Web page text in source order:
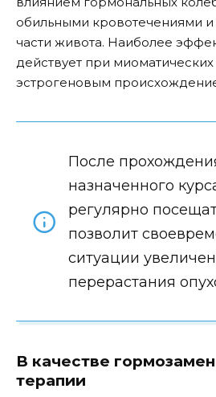
обильными кровотечениями
части живота. Наиболее
действует при миоматических
эстрогеновым
После
назначенного
регулярно
позволит
ситуации
перерастания
В качестве
терапии